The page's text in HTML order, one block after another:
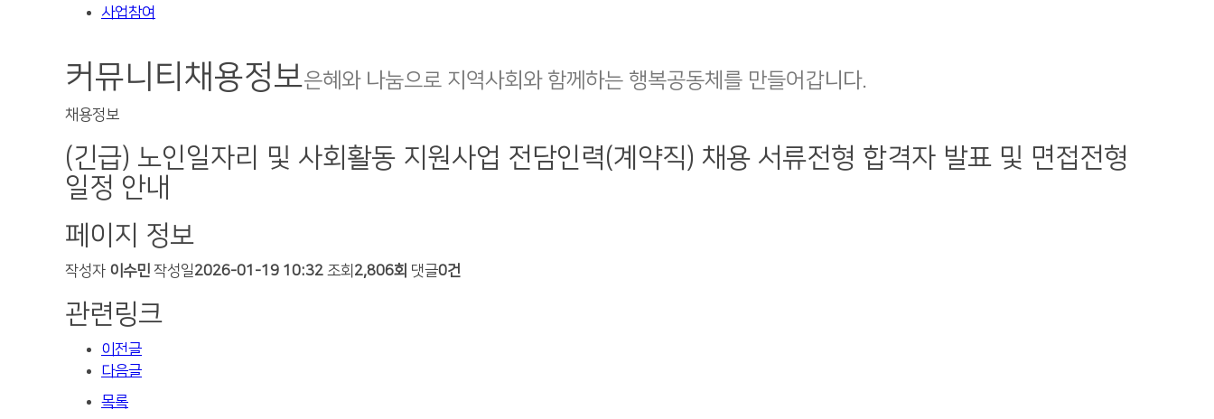
사업참여
커뮤니티 채용정보은혜와 나눔으로 지역사회와 함께하는 행복공동체를 만들어갑니다.
채용정보
(긴급) 노인일자리 및 사회활동 지원사업 전담인력(계약직) 채용 서류전형 합격자 발표 및 면접전형
일정 안내
페이지 정보
작성자 이수민 작성일2026-01-19 10:32 조회 2,806회 댓글0건
관련링크
이전글
다음글
목록